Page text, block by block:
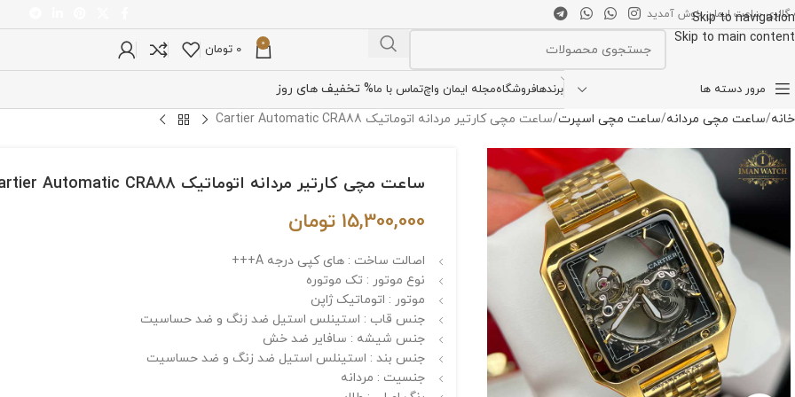
Skip to navigation
Skip to main content
گالری ساعت ایمان خوش آمدید
0
0 تومان
مرور دسته ها برندهافروشگاهمجله ایمان واچتماس با ما% تخفیف های روز
خانه ساعت مچی مردانه ساعت مچی اسپرت ساعت مچی کارتیر مردانه اتوماتیک Cartier Automatic CRA88
ساعت مچی کارتیر مردانه اتوماتیک Cartier Automatic CRA88
15,300,000 تومان
اصالت ساخت : های کپی درجه A+++
نوع موتور : تک موتوره
موتور : اتوماتیک ژاپن
جنس قاب : استینلس استیل ضد زنگ و ضد حساسیت
جنس شیشه : سافایر ضد خش
جنس بند : استینلس استیل ضد زنگ و ضد حساسیت
جنسیت : مردانه